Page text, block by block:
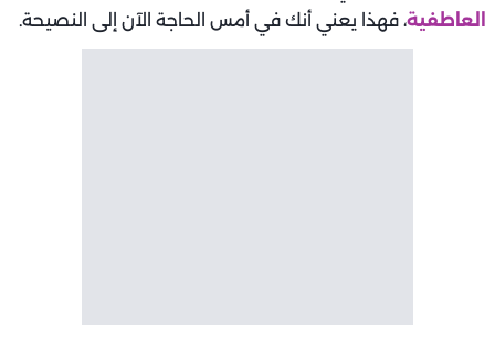
العاطفية، فهذا يعني أنك في أمس الحاجة الآن إلى النصيحة.